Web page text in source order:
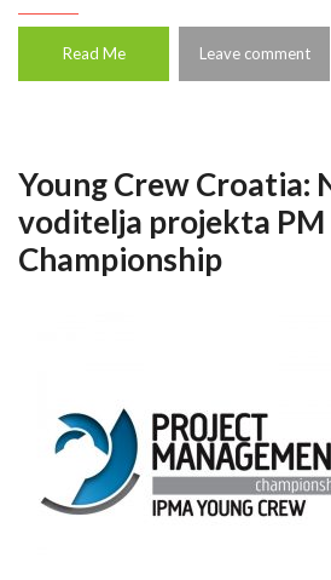
Read Me Leave comment
Young Crew Croatia:
voditelja projekta PM
Championship